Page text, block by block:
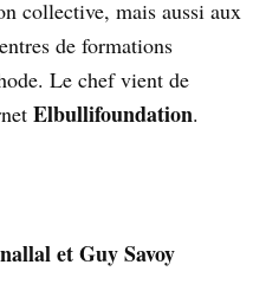
collective, mais aussi aux
de formations
Le chef vient de
Elbullifoundation.
et Guy Savoy